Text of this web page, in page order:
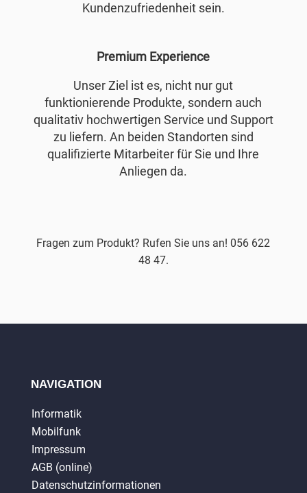
Kundenzufriedenheit sein.
Premium Experience
Unser Ziel ist es, nicht nur gut
funktionierende Produkte, sondern auch
qualitativ hochwertigen Service und Support
zu liefern. An beiden Standorten sind
qualifizierte Mitarbeiter für Sie und Ihre
Anliegen da.
Fragen zum Produkt? Rufen Sie uns an! 056 622
48 47.
NAVIGATION
Informatik
Mobilfunk
Impressum
AGB (online)
Datenschutzinformationen